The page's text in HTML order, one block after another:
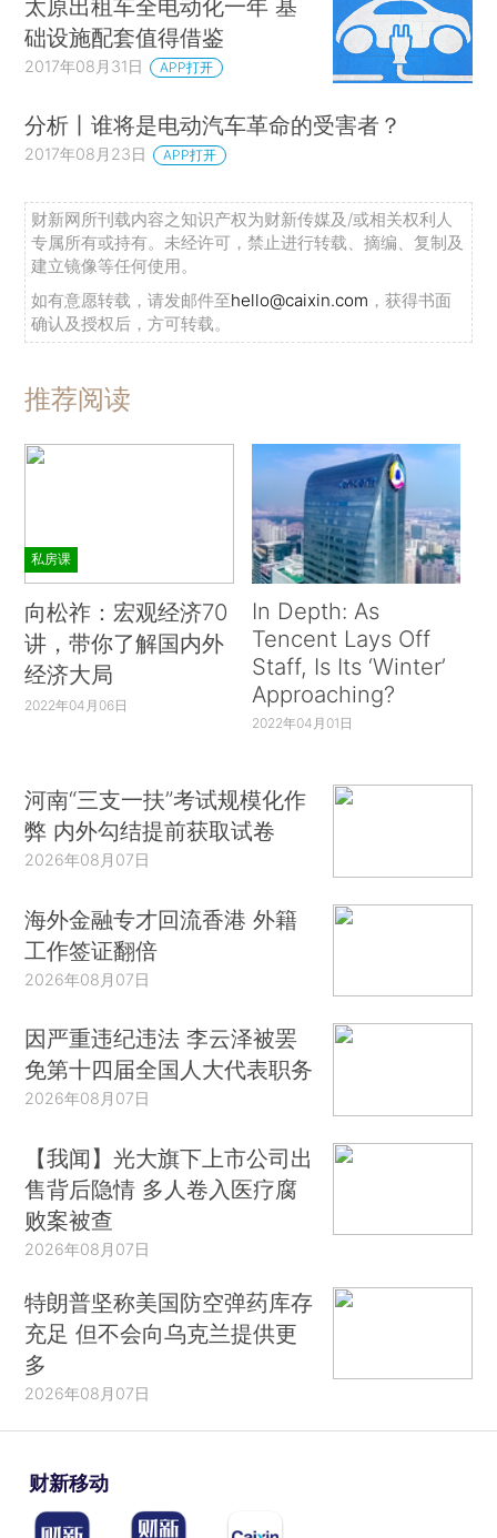
太原出租车全电动化一年 基
础设施配套值得借鉴
2017年08月31日 APP打开
分析丨谁将是电动汽车革命的受害者？
2017年08月23日 APP打开
财新网所刊载内容之知识产权为财新传媒及/或相关权利人
专属所有或持有。未经许可，禁止进行转载、摘编、复制及
建立镜像等任何使用。
如有意愿转载，请发邮件至hello@caixin.com ，获得书面
确认及授权后，方可转载。
推荐阅读
私房课
向松祚：宏观经济70
讲，带你了解国内外
经济大局
2022年04月06日
In Depth: As
Tencent Lays Off
Staff, Is Its ‘Winter’
Approaching?
2022年04月01日
河南“三支一扶”考试规模化作
弊 内外勾结提前获取试卷
2026年08月07日
海外金融专才回流香港 外籍
工作签证翻倍
2026年08月07日
因严重违纪违法 李云泽被罢
免第十四届全国人大代表职务
2026年08月07日
【我闻】光大旗下上市公司出
售背后隐情 多人卷入医疗腐
败案被查
2026年08月07日
特朗普坚称美国防空弹药库存
充足 但不会向乌克兰提供更
多
2026年08月07日
财新移动